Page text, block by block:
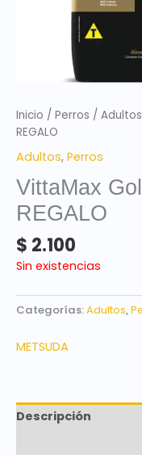
Inicio / Perros / Adultos
REGALO
Adultos, Perros
VittaMax
REGALO
$ 2.100
Sin existencias
Categorías:Adultos,
METSUDA
Descripción